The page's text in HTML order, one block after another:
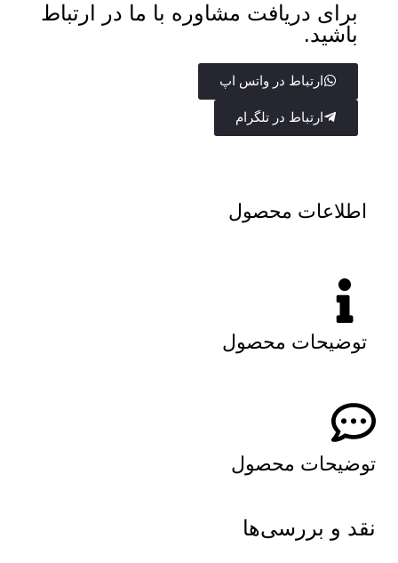
برای دریافت مشاوره با ما در ارتباط
باشید.
ارتباط در واتس اپ
ارتباط در تلگرام
توضیحات محصول
اطلاعات محصول
توضیحات محصول
نقد و بررسی‌ها